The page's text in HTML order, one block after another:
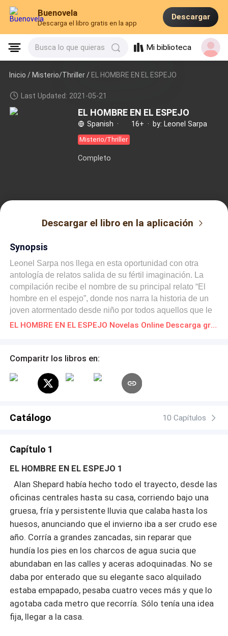
Buenovela
Descarga el libro gratis en la app
Descargar
Busca lo que quieras Mi biblioteca
Inicio /Misterio/Thriller/ EL HOMBRE EN EL ESPEJO
Last Updated: 2021-05-21
EL HOMBRE EN EL ESPEJO
Spanish · 16+ · by: Leonel Sarpa
Misterio/Thriller
Completo
Descargar el libro en la aplicación
Synopsis
Leonel Sarpa nos llega en esta oportunidad con otra
antología de relatos salida de su fértil imaginación. La
compilación recibe el nombre de su principal relato “El
hombre en el espejo”, donde nos narra la historia de un
joven atormentado desde niño por todos aquellos que le
rodean y que deberían protegerle. Producto de esta tensa
parece que se encamina hacia el éxito y la realización
del camino los obstáculos que encuentra, guardando
para un final electrizante una sorpresa tan fabulosa como
variado, donde se incluye uno en forma de un modesto
literaria; el fantástico y mundialmente conocido Edgar
EL HOMBRE EN EL ESPEJO Novelas Online Descarga gratuita de PDF
Comparitr los libros en:
Catálogo 10 Capítulos
Capítulo 1
EL HOMBRE EN EL ESPEJO 1
Alan Shepard había hecho todo el trayecto, desde las
oficinas centrales hasta su casa, corriendo bajo una
gruesa, fría y persistente lluvia que calaba hasta los
huesos, anunciando que el invierno iba a ser crudo ese
año. Corría a grandes zancadas, sin reparar que
hundía los pies en los charcos de agua sucia que
abundaban en las calles y aceras adoquinadas. No se
daba por enterado que su elegante saco alquilado
estaba empapado, pesaba cuatro veces más y que lo
agotaba cada metro que recorría. Sólo tenía una idea
fija, llegar a la casa.